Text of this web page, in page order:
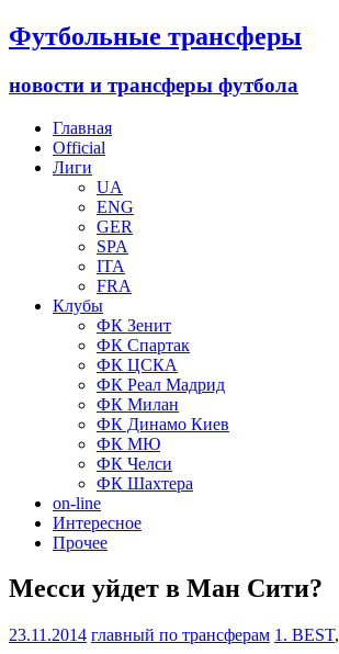
Футбольные трансферы
новости и трансферы футбола
Главная
Official
Лиги
UA
ENG
GER
SPA
ITA
FRA
Клубы
ФК Зенит
ФК Спартак
ФК ЦСКА
ФК Реал Мадрид
ФК Милан
ФК Динамо Киев
ФК МЮ
ФК Челси
ФК Шахтера
on-line
Интересное
Прочее
Месси уйдет в Ман Сити?
23.11.2014 главный по трансферам 1. BEST,